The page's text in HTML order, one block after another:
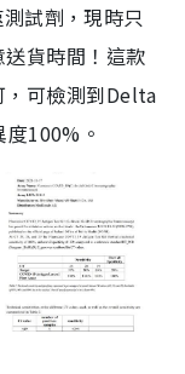
試劑，現時只
貨時間！這款
，可檢測到Delta
100%。